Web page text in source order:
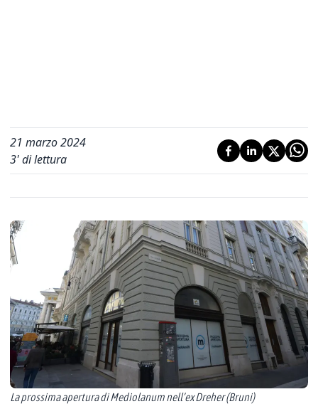
21 marzo 2024
3' di lettura
La prossima apertura di Mediolanum nell’ex Dreher (Bruni)